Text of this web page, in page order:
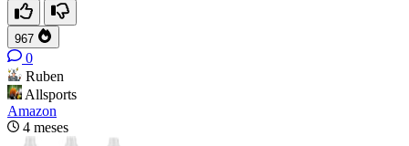
967
0
Ruben
Allsports
Amazon
4 meses